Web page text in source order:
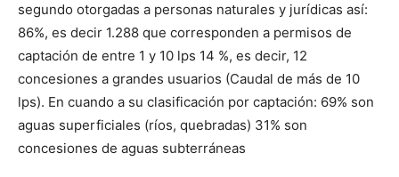
segundo otorgadas a personas naturales y jurídicas así:
86%, es decir 1.288 que corresponden a permisos de
captación de entre 1 y 10 lps 14 %, es decir, 12
concesiones a grandes usuarios (Caudal de más de 10
lps). En cuando a su clasificación por captación: 69% son
aguas superficiales (ríos, quebradas) 31% son
concesiones de aguas subterráneas